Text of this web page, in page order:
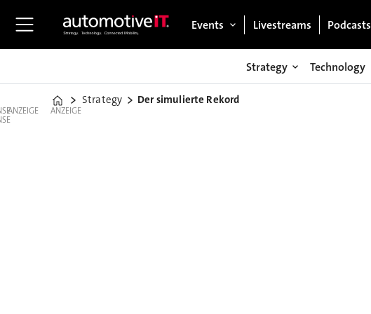
Events Livestreams Podcasts
Strategy Technology
Home
Strategy Der simulierte Rekord
ANZEIGE ANZEIGE